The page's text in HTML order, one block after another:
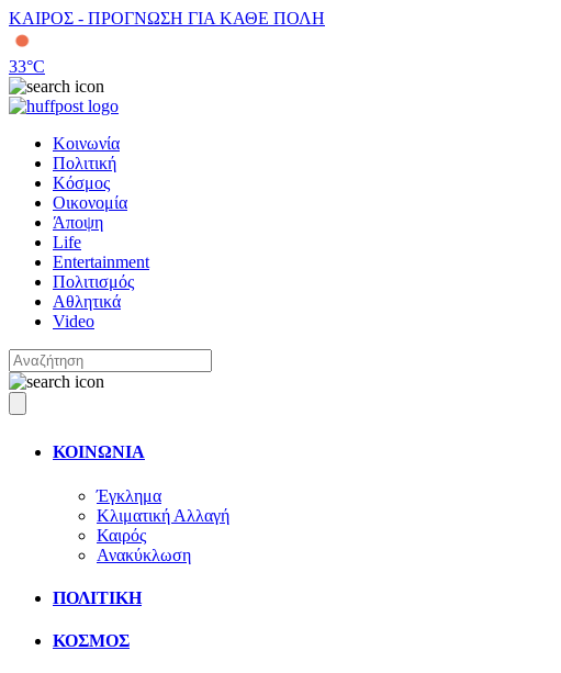
ΚΑΙΡΟΣ - ΠΡΟΓΝΩΣΗ ΓΙΑ ΚΑΘΕ ΠΟΛΗ
33°C
Κοινωνία
Πολιτική
Κόσμος
Οικονομία
Άποψη
Life
Entertainment
Πολιτισμός
Αθλητικά
Video
ΚΟΙΝΩΝΙΑ
Έγκλημα
Κλιματική Αλλαγή
Καιρός
Ανακύκλωση
ΠΟΛΙΤΙΚΗ
ΚΟΣΜΟΣ